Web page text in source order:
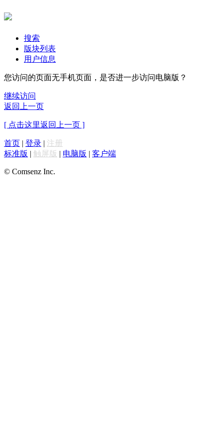
搜索
版块列表
用户信息
您访问的页面无手机页面，是否进一步访问电脑版？
继续访问
返回上一页
[ 点击这里返回上一页 ]
首页 | 登录 | 注册
标准版 | 触屏版 | 电脑版 | 客户端
© Comsenz Inc.